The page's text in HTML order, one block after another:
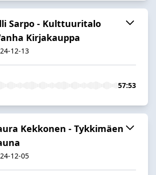
Sarpo - Kulttuuritalo
Kirjakauppa
12-13
57:53
Kekkonen - Tykkimäen
12-05